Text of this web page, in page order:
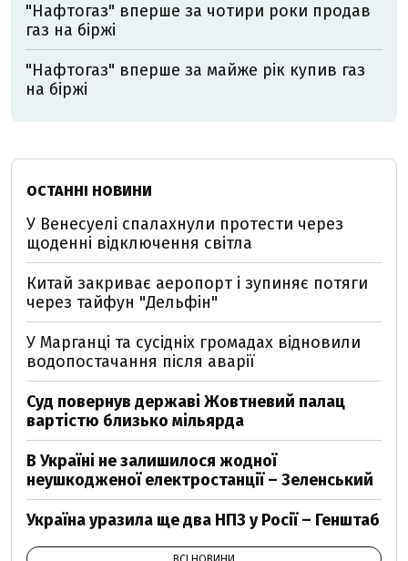
"Нафтогаз" вперше за чотири роки продав
газ на біржі
"Нафтогаз" вперше за майже рік купив газ
на біржі
ОСТАННІ НОВИНИ
У Венесуелі спалахнули протести через
щоденні відключення світла
Китай закриває аеропорт і зупиняє потяги
через тайфун "Дельфін"
У Марганці та сусідніх громадах відновили
водопостачання після аварії
Суд повернув державі Жовтневий палац
вартістю близько мільярда
В Україні не залишилося жодної
неушкодженої електростанції – Зеленський
Україна уразила ще два НПЗ у Росії – Генштаб